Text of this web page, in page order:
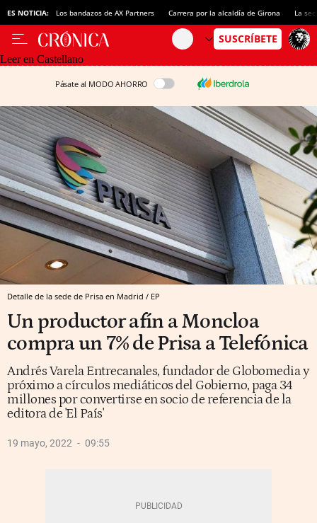
ES NOTICIA: Los bandazos de AX Partners Carrera por la alcaldía de Girona La
Leer en Castellano
Pásate al MODO AHORRO
Detalle de la sede de Prisa en Madrid / EP
Un productor afín a Moncloa
compra un 7% de Prisa a Telefónica
Andrés Varela Entrecanales, fundador de Globomedia y
próximo a círculos mediáticos del Gobierno, paga 34
millones por convertirse en socio de referencia de la
editora de 'El País'
19 mayo, 2022 09:55